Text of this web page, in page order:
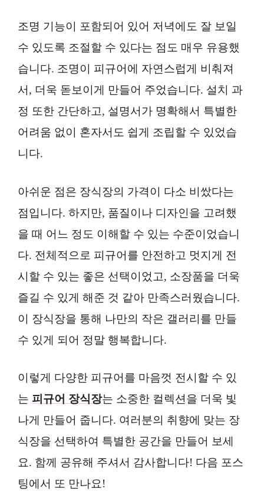
조명 기능이 포함되어 있어 저녁에도 잘 보일
수 있도록 조절할 수 있다는 점도 매우 유용했
습니다. 조명이 피규어에 자연스럽게 비춰져
서, 더욱 돋보이게 만들어 주었습니다. 설치 과
정 또한 간단하고, 설명서가 명확해서 특별한
어려움 없이 혼자서도 쉽게 조립할 수 있었습
니다.
아쉬운 점은 장식장의 가격이 다소 비쌌다는
점입니다. 하지만, 품질이나 디자인을 고려했
을 때 어느 정도 이해할 수 있는 수준이었습니
다. 전체적으로 피규어를 안전하고 멋지게 전
시할 수 있는 좋은 선택이었고, 소장품을 더욱
즐길 수 있게 해준 것 같아 만족스러웠습니다.
이 장식장을 통해 나만의 작은 갤러리를 만들
수 있게 되어 정말 행복합니다.
이렇게 다양한 피규어를 마음껏 전시할 수 있
는 피규어 장식장는 소중한 컬렉션을 더욱 빛
나게 만들어 줍니다. 여러분의 취향에 맞는 장
식장을 선택하여 특별한 공간을 만들어 보세
요. 함께 공유해 주셔서 감사합니다! 다음 포스
팅에서 또 만나요!